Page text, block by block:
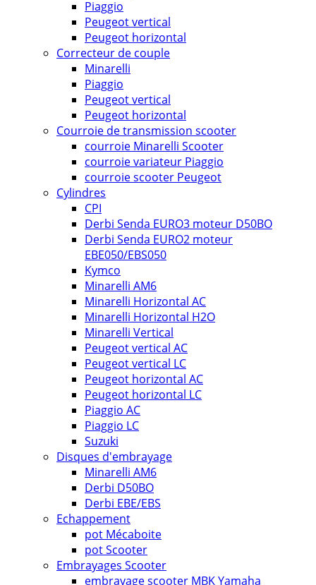
Piaggio
Peugeot vertical
Peugeot horizontal
Correcteur de couple
Minarelli
Piaggio
Peugeot vertical
Peugeot horizontal
Courroie de transmission scooter
courroie Minarelli Scooter
courroie variateur Piaggio
courroie scooter Peugeot
Cylindres
CPI
Derbi Senda EURO3 moteur D50BO
Derbi Senda EURO2 moteur
EBE050/EBS050
Kymco
Minarelli AM6
Minarelli Horizontal AC
Minarelli Horizontal H2O
Minarelli Vertical
Peugeot vertical AC
Peugeot vertical LC
Peugeot horizontal AC
Peugeot horizontal LC
Piaggio AC
Piaggio LC
Suzuki
Disques d'embrayage
Minarelli AM6
Derbi D50BO
Derbi EBE/EBS
Echappement
pot Mécaboite
pot Scooter
Embrayages Scooter
embrayage scooter MBK Yamaha